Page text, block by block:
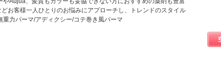
お客様一人ひとりのお悩みにアプローチし、トレンドのスタイル
重力パーマ/アディクシー/コテ巻き風パーマ